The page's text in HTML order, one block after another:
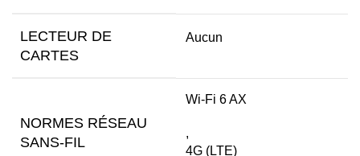
LECTEUR DE
CARTES
Aucun
NORMES RÉSEAU
SANS-FIL
Wi-Fi 6 AX
,
4G (LTE)